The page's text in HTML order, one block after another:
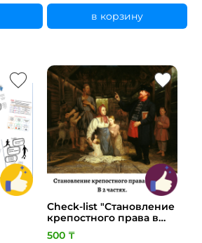
в корзину
Check-list "Становление
крепостного права в
России."
500 ₸